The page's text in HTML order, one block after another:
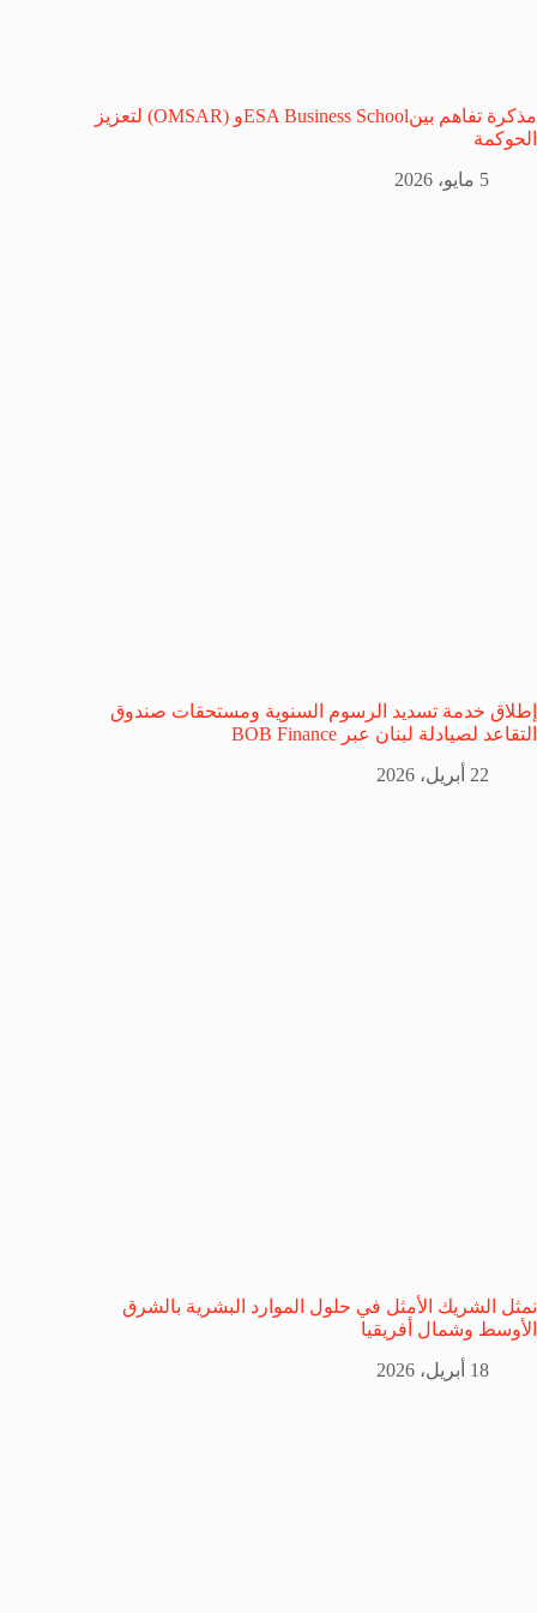
مذكرة تفاهم بينESA Business Schoolو (OMSAR) لتعزيز
الحوكمة
5 مايو، 2026
إطلاق خدمة تسديد الرسوم السنوية ومستحقات صندوق
التقاعد لصيادلة لبنان عبر BOB Finance
22 أبريل، 2026
نمثل الشريك الأمثل في حلول الموارد البشرية بالشرق
الأوسط وشمال أفريقيا
18 أبريل، 2026